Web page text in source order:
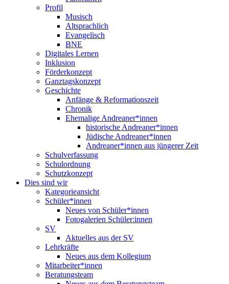
Profil
Musisch
Altsprachlich
Evangelisch
BNE
Digitales Lernen
Inklusion
Förderkonzept
Ganztagskonzept
Geschichte
Anfänge & Reformationszeit
Chronik
Ehemalige Andreaner*innen
historische Andreaner*innen
Jüdische Andreaner*innen
Andreaner*innen aus jüngerer Zeit
Schulverfassung
Schulordnung
Schutzkonzept
Dies sind wir
Kategorieansicht
Schüler*innen
Neues von Schüler*innen
Fotogalerien Schüler:innen
SV
Aktuelles aus der SV
Lehrkräfte
Neues aus dem Kollegium
Mitarbeiter*innen
Beratungsteam